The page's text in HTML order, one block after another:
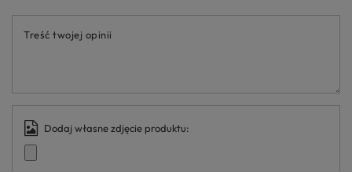
Treść twojej opinii
Dodaj własne zdjęcie produktu: